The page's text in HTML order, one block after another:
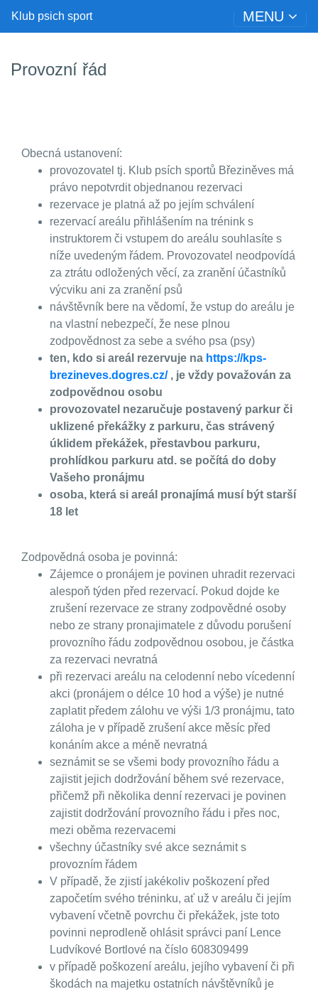
Klub psich sport MENU
Provozní řád
Obecná ustanovení:
provozovatel tj. Klub psích sportů Březiněves má
právo nepotvrdit objednanou rezervaci
rezervace je platná až po jejím schválení
rezervací areálu přihlášením na trénink s
instruktorem či vstupem do areálu souhlasíte s
níže uvedeným řádem. Provozovatel neodpovídá
za ztrátu odložených věcí, za zranění účastníků
výcviku ani za zranění psů
návštěvník bere na vědomí, že vstup do areálu je
na vlastní nebezpečí, že nese plnou
zodpovědnost za sebe a svého psa (psy)
ten, kdo si areál rezervuje na https://kps-
brezineves.dogres.cz/ , je vždy považován za
zodpovědnou osobu
provozovatel nezaručuje postavený parkur či
uklizené překážky z parkuru, čas strávený
úklidem překážek, přestavbou parkuru,
prohlídkou parkuru atd. se počítá do doby
Vašeho pronájmu
osoba, která si areál pronajímá musí být starší
18 let
Zodpovědná osoba je povinná:
Zájemce o pronájem je povinen uhradit rezervaci
alespoň týden před rezervací. Pokud dojde ke
zrušení rezervace ze strany zodpovědné osoby
nebo ze strany pronajimatele z důvodu porušení
provozního řádu zodpovědnou osobou, je částka
za rezervaci nevratná
při rezervaci areálu na celodenní nebo vícedenní
akci (pronájem o délce 10 hod a výše) je nutné
zaplatit předem zálohu ve výši 1/3 pronájmu, tato
záloha je v případě zrušení akce měsíc před
konáním akce a méně nevratná
seznámit se se všemi body provozního řádu a
zajistit jejich dodržování během své rezervace,
přičemž při několika denní rezervaci je povinen
zajistit dodržování provozního řádu i přes noc,
mezi oběma rezervacemi
všechny účastníky své akce seznámit s
provozním řádem
V případě, že zjistí jakékoliv poškození před
započetím svého tréninku, ať už v areálu či jejím
vybavení včetně povrchu či překážek, jste toto
povinni neprodleně ohlásit správci paní Lence
Ludvíkové Bortlové na číslo 608309499
v případě poškození areálu, jejího vybavení či při
škodách na majetku ostatních návštěvníků je